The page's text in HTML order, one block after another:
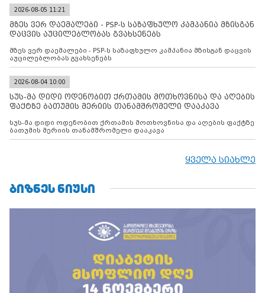
2026-08-05 11:21
მზეს ვერ დაემალები - PSP-ს საზაფხულო კამპანია მზისგან
დაცვის აუცილებლობას გვახსენებს
მზეს ვერ დაემალები - PSP-ს საზაფხულო კამპანია მზისგან დაცვის
აუცილებლობას გვახსენებს
2026-08-04 10:00
სუს-მა დიდი ოდენობით ქრთამის მოთხოვნისა და აღების
ფაქტზე ბათუმის მერიის თანამშრომელი დააკავა
სუს-მა დიდი ოდენობით ქრთამის მოთხოვნისა და აღების ფაქტზე
ბათუმის მერიის თანამშრომელი დააკავა
ყველა სიახლე
ᲑᲘᲖᲜᲔᲡ ᲜᲘᲣᲡᲘ